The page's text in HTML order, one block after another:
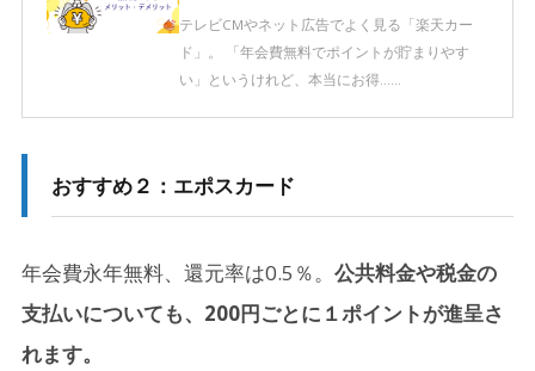
テレビCMやネット広告でよく見る「楽天カー
ド」。 「年会費無料でポイントが貯まりやす
い」というけれど、本当にお得……
おすすめ２：エポスカード
年会費永年無料、還元率は0.5％。 公共料金や税金の
支払いについても、200円ごとに１ポイントが進呈さ
れます。